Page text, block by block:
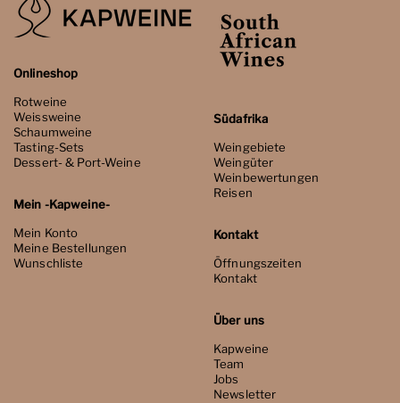
Onlineshop
Rotweine
Weissweine
Schaumweine
Tasting-Sets
Dessert- & Port-Weine
Mein -Kapweine-
Mein Konto
Meine Bestellungen
Wunschliste
Südafrika
Weingebiete
Weingüter
Weinbewertungen
Reisen
Kontakt
Öffnungszeiten
Kontakt
Über uns
Kapweine
Team
Jobs
Newsletter